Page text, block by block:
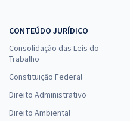
CONTEÚDO JURÍDICO
Consolidação das Leis do
Trabalho
Constituição Federal
Direito Administrativo
Direito Ambiental